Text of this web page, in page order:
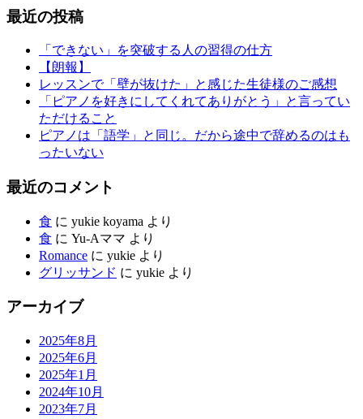
最近の投稿
「できない」を突破する人の習得の仕方
【朗報】
レッスンで「壁が抜けた」と感じた生徒様のご感想
「ピアノを好きにしてくれてありがとう」と言ってい
ただけること
ピアノは「語学」と同じ。だから途中で辞めるのはも
ったいない
最近のコメント
食 に yukie koyama より
食 に Yu-Aママ より
Romance に yukie より
グリッサンド に yukie より
アーカイブ
2025年8月
2025年6月
2025年1月
2024年10月
2023年7月